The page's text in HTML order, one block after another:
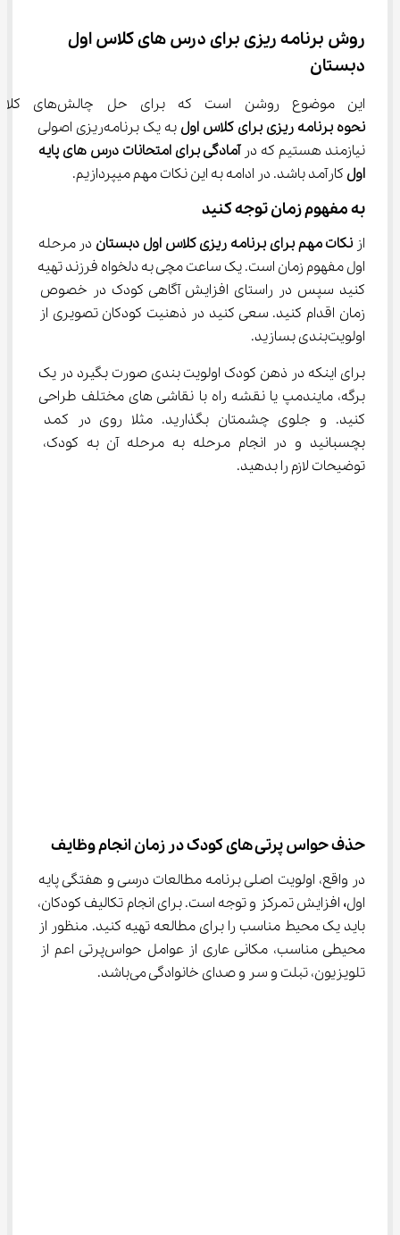
روش برنامه ریزی برای درس های کلاس اول
دبستان
این موضوع روشن است که برای حل چالش‌های کلاسی و
نحوه برنامه ریزی برای کلاس اول
به یک برنامه‌ریزی اصولی
نیازمند هستیم که در آمادگی برای امتحانات درس های پایه
اول کارآمد باشد. در ادامه به این نکات مهم میپردازیم.
به مفهوم زمان توجه کنید
از نکات مهم برای برنامه ریزی کلاس اول دبستان در مرحله
اول مفهوم زمان است. یک ساعت مچی به دلخواه فرزند تهیه
کنید سپس در راستای افزایش آگاهی کودک در خصوص
زمان اقدام کنید. سعی کنید در ذهنیت کودکان تصویری از
اولویت‌بندی بسازید.
برای اینکه در ذهن کودک اولویت‌ بندی صورت بگیرد در یک
برگه، مایندمپ یا نقشه راه با نقاشی های مختلف طراحی
کنید. و جلوی چشمتان بگذارید. مثلا روی در کمد
بچسبانید و در انجام مرحله به مرحله آن به کودک،
توضیحات لازم را بدهید.
حذف حواس پرتی های کودک در زمان انجام وظایف
در واقع، اولویت اصلی برنامه مطالعات درسی و هفتگی پایه
اول، افزایش تمرکز و توجه است. برای انجام تکالیف کودکان،
باید یک محیط مناسب را برای مطالعه تهیه کنید. منظور از
محیطی مناسب، مکانی عاری از عوامل حواس‌پرتی اعم از
تلویزیون، تبلت و سر و صدای خانوادگی می‌باشد.